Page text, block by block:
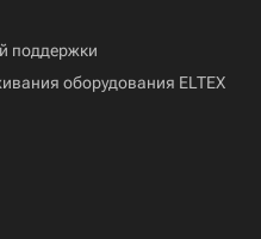
поддержки
оборудования ELTEX